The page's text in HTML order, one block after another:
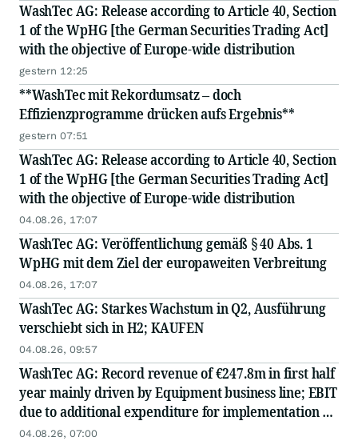
WashTec AG: Release according to Article 40, Section
1 of the WpHG [the German Securities Trading Act]
with the objective of Europe-wide distribution
gestern 12:25
**WashTec mit Rekordumsatz – doch
Effizienzprogramme drücken aufs Ergebnis**
gestern 07:51
WashTec AG: Release according to Article 40, Section
1 of the WpHG [the German Securities Trading Act]
with the objective of Europe-wide distribution
04.08.26, 17:07
WashTec AG: Veröffentlichung gemäß § 40 Abs. 1
WpHG mit dem Ziel der europaweiten Verbreitung
04.08.26, 17:07
WashTec AG: Starkes Wachstum in Q2, Ausführung
verschiebt sich in H2; KAUFEN
04.08.26, 09:57
WashTec AG: Record revenue of €247.8m in first half
year mainly driven by Equipment business line; EBIT
due to additional expenditure for implementation of
strategic programs at prior-year level
04.08.26, 07:00